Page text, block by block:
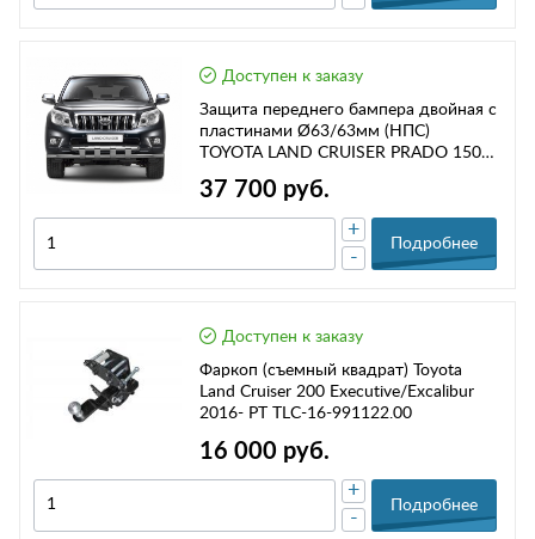
Доступен к заказу
Защита переднего бампера двойная с
пластинами Ø63/63мм (НПС)
TOYOTA LAND CRUISER PRADO 150
37 700 руб.
-
+
Подробнее
Доступен к заказу
Фаркоп (съемный квадрат) Toyota
Land Cruiser 200 Executive/Excalibur
2016- РТ TLC-16-991122.00
16 000 руб.
-
+
Подробнее